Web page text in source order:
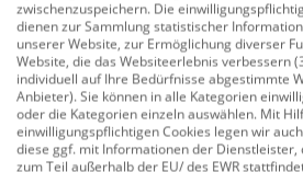
Produktnummer:0780300455
Verbindungsprofil passend zu
Deckenpaneele. Besonders
Wand- und Decke, da Oberteil
Paneele aufgeklippt wird.
zwischenzuspeichern. Die
dienen zur Sammlung statistischer
unserer Website, zur Ermöglichung diverser
Website, die das Websiteerlebnis verbessern
individuell auf Ihre Bedürfnisse abgestimmte
Anbieter). Sie können in alle Kategorien
oder die Kategorien einzeln auswählen. Mit
einwilligungspflichtigen Cookies legen wir
diese ggf. mit Informationen der
zum Teil außerhalb der EU/ des EWR